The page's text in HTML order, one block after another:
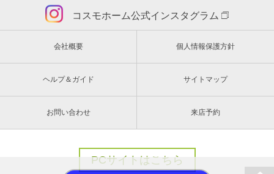
コスモホーム公式インスタグラム
会社概要 個人情報保護方針
ヘルプ＆ガイド サイトマップ
お問い合わせ 来店予約
PCサイトはこちら